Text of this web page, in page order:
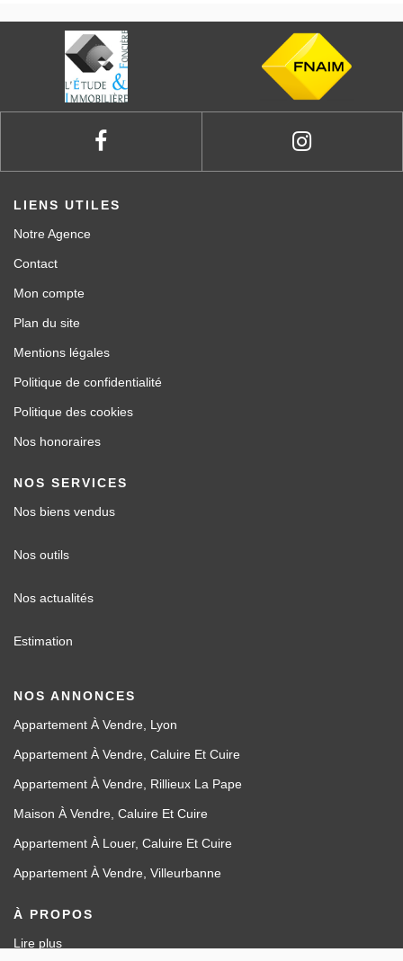
LIENS UTILES
Notre Agence
Contact
Mon compte
Plan du site
Mentions légales
Politique de confidentialité
Politique des cookies
Nos honoraires
NOS SERVICES
Nos biens vendus
Nos outils
Nos actualités
Estimation
NOS ANNONCES
Appartement À Vendre, Lyon
Appartement À Vendre, Caluire Et Cuire
Appartement À Vendre, Rillieux La Pape
Maison À Vendre, Caluire Et Cuire
Appartement À Louer, Caluire Et Cuire
Appartement À Vendre, Villeurbanne
À PROPOS
Lire plus